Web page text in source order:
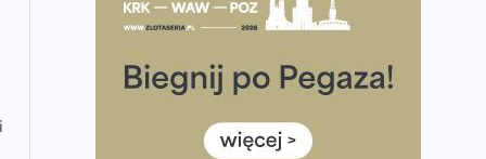
historii. Ponad 12 tysięcy uczestników pobiegło
Tętno vs tempo – czym kierować się w
Co ma dużo białka? Produkty, które warto